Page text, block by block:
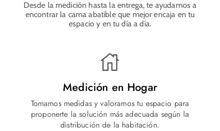
Desde la medición hasta la entrega, te ayudamos a
encontrar la cama abatible que mejor encaja en tu
espacio y en tu día a día.
Medición en Hogar
Tomamos medidas y valoramos tu espacio para
proponerte la solución más adecuada según la
distribución de la habitación.